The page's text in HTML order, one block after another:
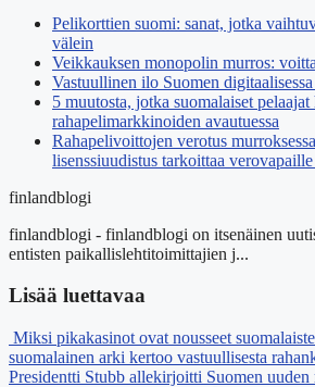
Pelikorttien suomi: sanat, jotka
välein
Veikkauksen monopolin murros:
Vastuullinen ilo Suomen digitaalisessa
5 muutosta, jotka suomalaiset pelaajat
rahapelimarkkinoiden avautuessa
Rahapelivoittojen verotus
lisenssiuudistus tarkoittaa
finlandblogi
finlandblogi - finlandblogi on itsenäinen
entisten paikallislehtitoimittajien j...
Lisää luettavaa
Miksi pikakasinot ovat nousseet
suomalainen arki kertoo vastuullisesta
Presidentti Stubb allekirjoitti Suomen uuden